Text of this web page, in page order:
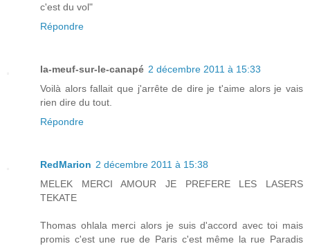
c'est du vol"
Répondre
la-meuf-sur-le-canapé 2 décembre 2011 à 15:33
Voilà alors fallait que j'arrête de dire je t'aime alors je vais
rien dire du tout.
Répondre
RedMarion 2 décembre 2011 à 15:38
MELEK MERCI AMOUR JE PREFERE LES LASERS
TEKATE
Thomas ohlala merci alors je suis d'accord avec toi mais
promis c'est une rue de Paris c'est même la rue Paradis